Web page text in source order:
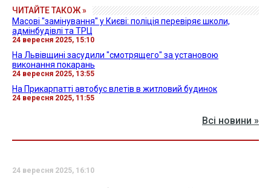
ЧИТАЙТЕ ТАКОЖ »
Масові "замінування" у Києві: поліція перевіряє школи,
адмінбудівлі та ТРЦ
24 вересня 2025, 15:10
На Львівщині засудили "смотрящего" за установою
виконання покарань
24 вересня 2025, 13:55
На Прикарпатті автобус влетів в житловий будинок
24 вересня 2025, 11:55
Всі новини »
24 вересня 2025, 16:10